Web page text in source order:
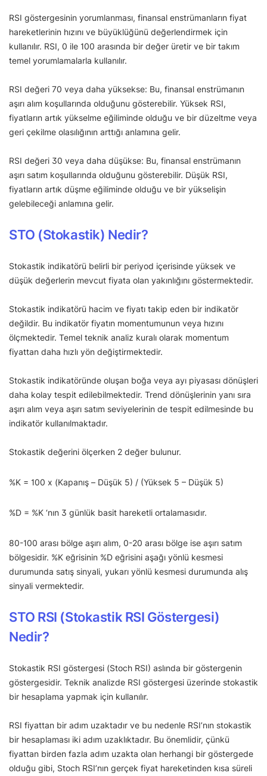
RSI göstergesinin yorumlanması, finansal enstrümanların fiyat
hareketlerinin hızını ve büyüklüğünü değerlendirmek için
kullanılır. RSI, 0 ile 100 arasında bir değer üretir ve bir takım
temel yorumlamalarla kullanılır.
RSI değeri 70 veya daha yüksekse: Bu, finansal enstrümanın
aşırı alım koşullarında olduğunu gösterebilir. Yüksek RSI,
fiyatların artık yükselme eğiliminde olduğu ve bir düzeltme veya
geri çekilme olasılığının arttığı anlamına gelir.
RSI değeri 30 veya daha düşükse: Bu, finansal enstrümanın
aşırı satım koşullarında olduğunu gösterebilir. Düşük RSI,
fiyatların artık düşme eğiliminde olduğu ve bir yükselişin
gelebileceği anlamına gelir.
STO (Stokastik) Nedir?
Stokastik indikatörü belirli bir periyod içerisinde yüksek ve
düşük değerlerin mevcut fiyata olan yakınlığını göstermektedir.
Stokastik indikatörü hacim ve fiyatı takip eden bir indikatör
değildir. Bu indikatör fiyatın momentumunun veya hızını
ölçmektedir. Temel teknik analiz kuralı olarak momentum
fiyattan daha hızlı yön değiştirmektedir.
Stokastik indikatöründe oluşan boğa veya ayı piyasası dönüşleri
daha kolay tespit edilebilmektedir. Trend dönüşlerinin yanı sıra
aşırı alım veya aşırı satım seviyelerinin de tespit edilmesinde bu
indikatör kullanılmaktadır.
Stokastik değerini ölçerken 2 değer bulunur.
%K = 100 x (Kapanış – Düşük 5) / (Yüksek 5 – Düşük 5)
%D = %K ‘nın 3 günlük basit hareketli ortalamasıdır.
80-100 arası bölge aşırı alım, 0-20 arası bölge ise aşırı satım
bölgesidir. %K eğrisinin %D eğrisini aşağı yönlü kesmesi
durumunda satış sinyali, yukarı yönlü kesmesi durumunda alış
sinyali vermektedir.
STO RSI (Stokastik RSI Göstergesi)
Nedir?
Stokastik RSI göstergesi (Stoch RSI) aslında bir göstergenin
göstergesidir. Teknik analizde RSI göstergesi üzerinde stokastik
bir hesaplama yapmak için kullanılır.
RSI fiyattan bir adım uzaktadır ve bu nedenle RSI’nın stokastik
bir hesaplaması iki adım uzaklıktadır. Bu önemlidir, çünkü
fiyattan birden fazla adım uzakta olan herhangi bir göstergede
olduğu gibi, Stoch RSI’nın gerçek fiyat hareketinden kısa süreli